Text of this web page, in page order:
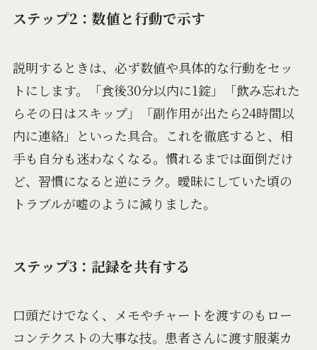
ステップ2：数値と行動で示す
説明するときは、必ず数値や具体的な行動をセッ
トにします。「食後30分以内に1錠」「飲み忘れた
らその日はスキップ」「副作用が出たら24時間以
内に連絡」といった具合。これを徹底すると、相
手も自分も迷わなくなる。慣れるまでは面倒だけ
ど、習慣になると逆にラク。曖昧にしていた頃の
トラブルが嘘のように減りました。
ステップ3：記録を共有する
口頭だけでなく、メモやチャートを渡すのもロー
コンテクストの大事な技。患者さんに渡す服薬カ